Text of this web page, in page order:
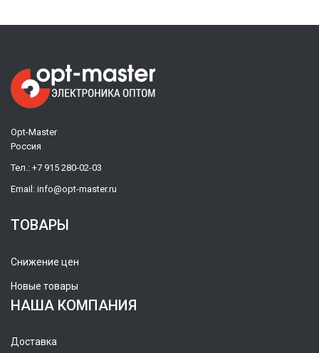
Opt-Master
Россия
Тел.: +7 915 280-02-03
Email: info@opt-master.ru
ТОВАРЫ
Снижение цен
Новые товары
НАША КОМПАНИЯ
Доставка